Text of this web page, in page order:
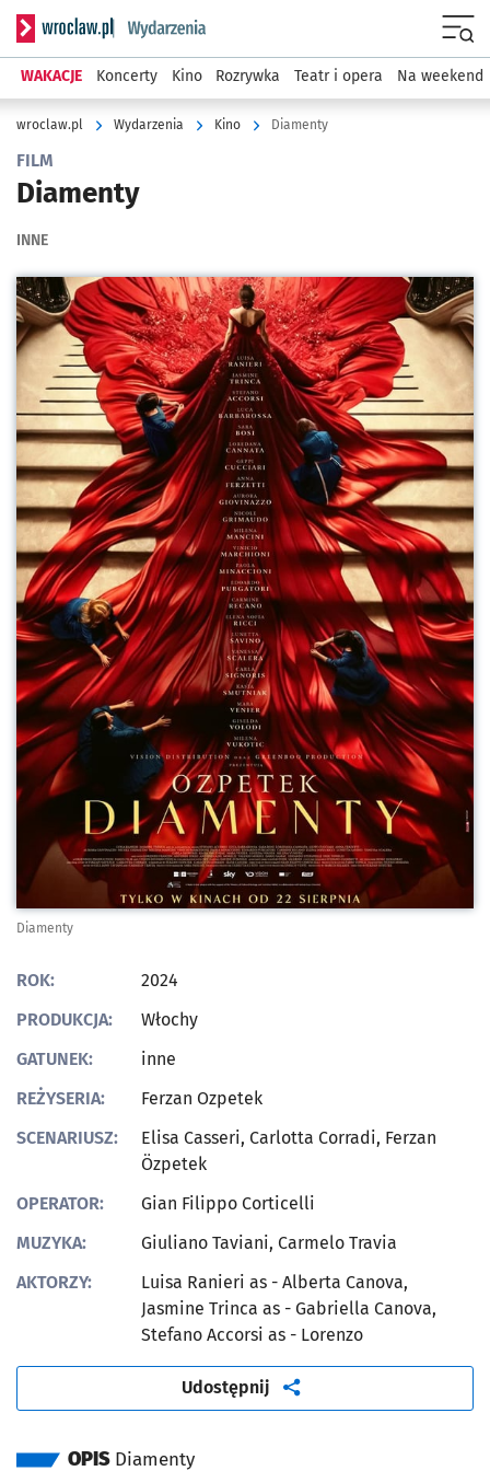
Serwis informacyjny wroclaw.pl podserwis: Wydarzenia
WAKACJE Koncerty Kino Rozrywka Teatr i opera Na weekend
wroclaw.pl Wydarzenia Kino Diamenty
FILM
Diamenty
INNE
Kliknij, aby powiększyć
Diamenty
ROK:
2024
PRODUKCJA:
Włochy
GATUNEK:
inne
REŻYSERIA:
Ferzan Ozpetek
SCENARIUSZ:
Elisa Casseri, Carlotta Corradi, Ferzan
Özpetek
OPERATOR:
Gian Filippo Corticelli
MUZYKA:
Giuliano Taviani, Carmelo Travia
AKTORZY:
Luisa Ranieri as - Alberta Canova,
Jasmine Trinca as - Gabriella Canova,
Stefano Accorsi as - Lorenzo
Udostępnij artykuł
OPIS Diamenty